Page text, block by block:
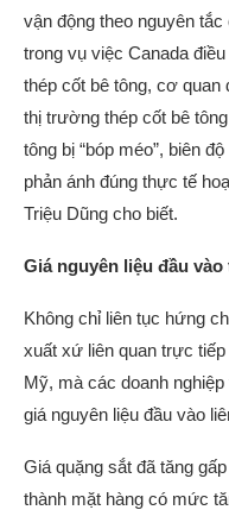
vận động theo nguyên
trong vụ việc Canada
thép cốt bê tông, cơ quan
thị trường thép cốt bê
tông bị “bóp méo”, biên
phản ánh đúng thực tế
Triệu Dũng cho biết.
Giá nguyên liệu đầu vào
Không chỉ liên tục hứng
xuất xứ liên quan trực
Mỹ, mà các doanh
giá nguyên liệu đầu vào
Giá quặng sắt đã tăng
thành mặt hàng có mức